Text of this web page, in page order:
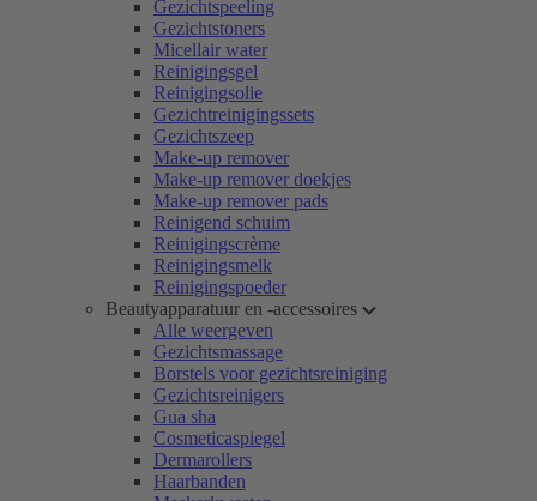
Gezichtspeeling
Gezichtstoners
Micellair water
Reinigingsgel
Reinigingsolie
Gezichtreinigingssets
Gezichtszeep
Make-up remover
Make-up remover doekjes
Make-up remover pads
Reinigend schuim
Reinigingscrème
Reinigingsmelk
Reinigingspoeder
Beautyapparatuur en -accessoires
Alle weergeven
Gezichtsmassage
Borstels voor gezichtsreiniging
Gezichtsreinigers
Gua sha
Cosmeticaspiegel
Dermarollers
Haarbanden